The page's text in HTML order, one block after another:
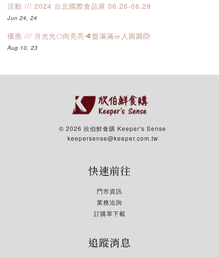
活動 /// 2024 台北國際食品展 06.26-06.29
Jun 24, 24
優惠 /// 月光光🌕肉亮亮🥩盤滿滿🥗人圓圓🙆
Aug 10, 23
© 2026 欣伯鮮食購 Keeper's Sense
keepersense@keeper.com.tw
快速前往
門市資訊
業務洽詢
訂購單下載
追蹤消息